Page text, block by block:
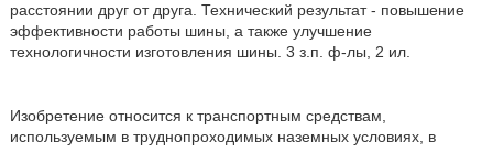
расстоянии друг от друга. Технический результат - повышение
эффективности работы шины, а также улучшение
технологичности изготовления шины. 3 з.п. ф-лы, 2 ил.
Изобретение относится к транспортным средствам,
используемым в труднопроходимых наземных условиях, в